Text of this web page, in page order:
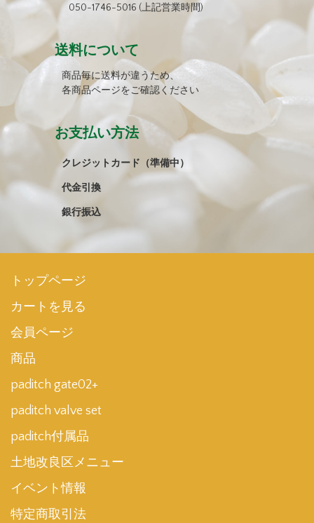
050-1746-5016 (上記営業時間)
送料について
商品毎に送料が違うため、
各商品ページをご確認ください
お支払い方法
クレジットカード（準備中）
代金引換
銀行振込
トップページ
カートを見る
会員ページ
商品
paditch gate02+
paditch valve set
paditch付属品
土地改良区メニュー
イベント情報
特定商取引法